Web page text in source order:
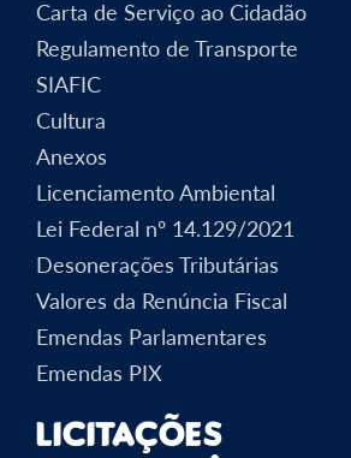
Carta de Serviço ao Cidadão
Regulamento de Transporte
SIAFIC
Cultura
Anexos
Licenciamento Ambiental
Lei Federal nº 14.129/2021
Desonerações Tributárias
Valores da Renúncia Fiscal
Emendas Parlamentares
Emendas PIX
Licitações